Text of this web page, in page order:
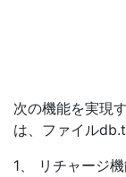
次の機能を実現
は、ファイル
1、 リチャージ